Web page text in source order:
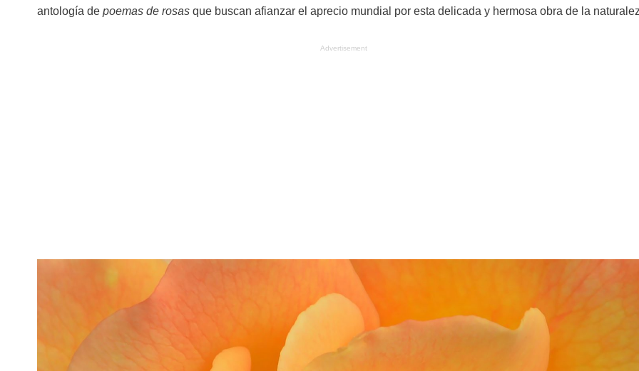
antología de poemas de rosas que buscan afianzar el aprecio mundial por esta delicada y hermosa obra de la
Advertisement